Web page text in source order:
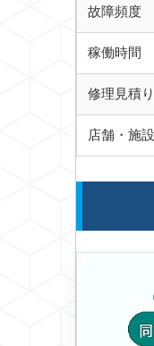
故障頻度
稼働時間
修理見積
店舗・施